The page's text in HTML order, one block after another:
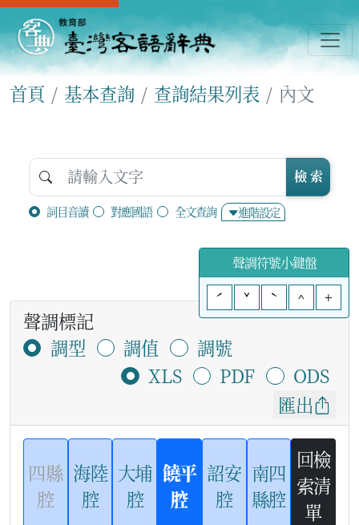
首頁 基本查詢 查詢結果列表 內文
詞目音讀 對應國語 全文查詢 進階設定
檢 索
聲調符號小鍵盤
ˊ
ˇ ˋ ^ +
聲調標記
調型
調值
調號
XLS
PDF
ODS
匯出
四縣
腔
海陸
腔
大埔
腔
饒平
腔
詔安
腔
南四
縣腔
回檢
索清
單